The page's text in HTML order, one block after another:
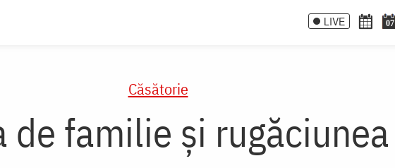
LIVE 07
Căsătorie
de familie și rugăciunea